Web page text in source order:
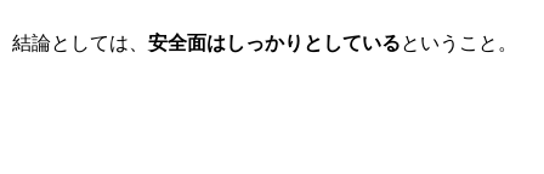
結論としては、 安全面はしっかりとしているということ。